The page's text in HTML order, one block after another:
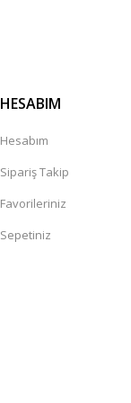
HESABIM
Hesabım
Sipariş Takip
Favorileriniz
Sepetiniz